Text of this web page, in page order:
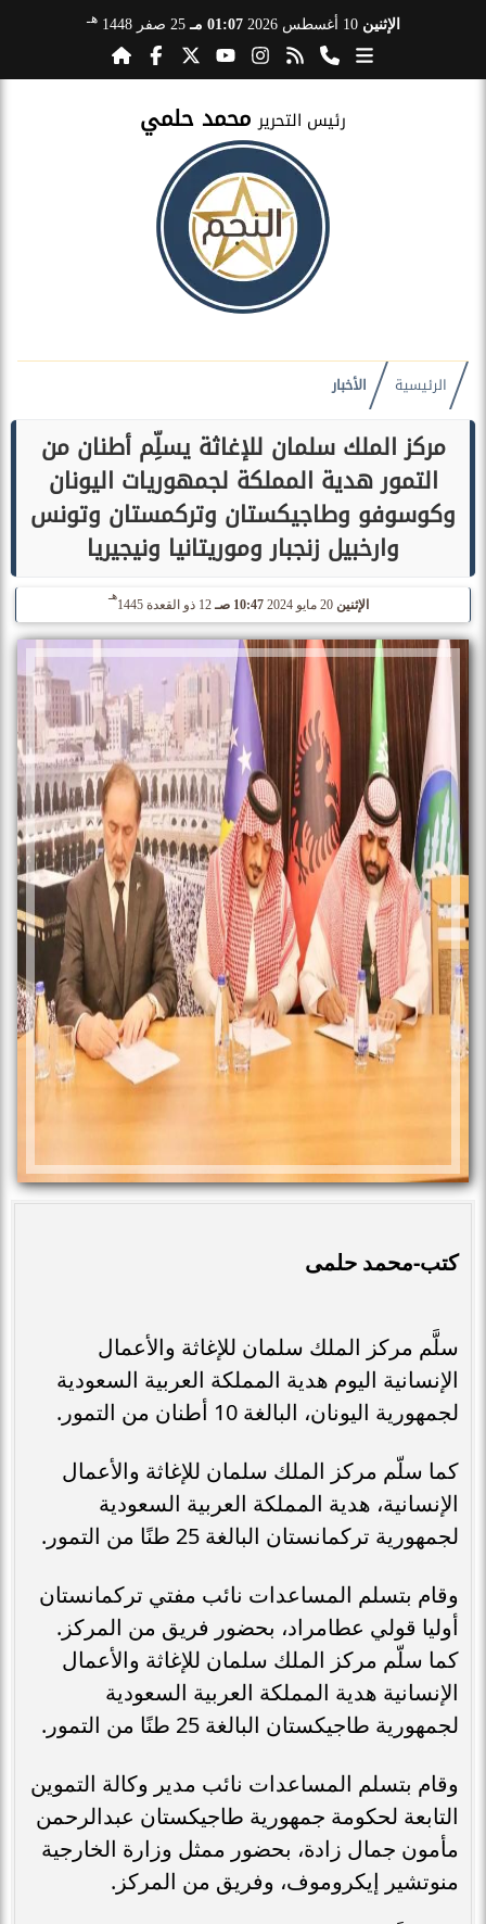
الإثنين 10 أغسطس 2026 01:07 مـ 25 صفر 1448 هـ
رئيس التحرير محمد حلمي
الرئيسية الأخبار
مركز الملك سلمان للإغاثة يسلِّم أطنان من
التمور هدية المملكة لجمهوريات اليونان
وكوسوفو وطاجيكستان وتركمستان وتونس
وارخبيل زنجبار وموريتانيا ونيجيريا
الإثنين 10:47 صـ 12 ذو القعدة 1445
هـ
كتب-محمد حلمى
سلَّم مركز الملك سلمان للإغاثة والأعمال
الإنسانية اليوم هدية المملكة العربية السعودية
لجمهورية اليونان، البالغة 10 أطنان من التمور.
كما سلّم مركز الملك سلمان للإغاثة والأعمال
الإنسانية، هدية المملكة العربية السعودية
لجمهورية تركمانستان البالغة 25 طنًا من التمور.
وقام بتسلم المساعدات نائب مفتي تركمانستان
أوليا قولي عطامراد، بحضور فريق من المركز.
كما سلّم مركز الملك سلمان للإغاثة والأعمال
الإنسانية هدية المملكة العربية السعودية
لجمهورية طاجيكستان البالغة 25 طنًا من التمور.
وقام بتسلم المساعدات نائب مدير وكالة التموين
التابعة لحكومة جمهورية طاجيكستان عبدالرحمن
مأمون جمال زادة، بحضور ممثل وزارة الخارجية
منوتشير إيكروموف، وفريق من المركز.